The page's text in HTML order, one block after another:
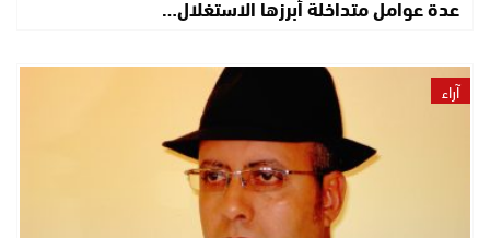
عدة عوامل متداخلة أبرزها الاستغلال…
آراء